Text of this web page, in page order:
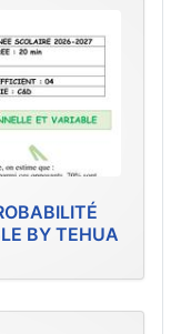
BY TEHUA